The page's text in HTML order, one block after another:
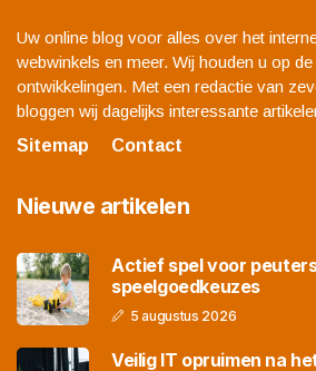
Uw online blog voor alles over het
webwinkels en meer. Wij houden u op
ontwikkelingen. Met een redactie van
bloggen wij dagelijks interessante
Sitemap
Contact
Nieuwe artikelen
Actief spel voor
speelgoedkeuzes
5 augustus 2026
Veilig IT opruimen na